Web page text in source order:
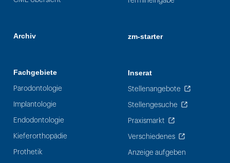
Archiv
Fachgebiete
Parodontologie
Implantologie
Endodontologie
Kieferorthopädie
Prothetik
zm-starter
Inserat
Stellenangebote
Stellengesuche
Praxismarkt
Verschiedenes
Anzeige aufgeben